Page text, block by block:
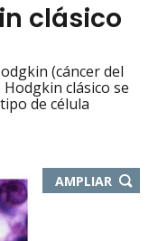
clásico
(cáncer del
clásico se
de célula
AMPLIAR-
ABRE